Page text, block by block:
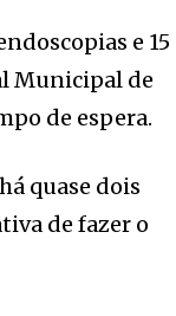
e 15
Municipal de
de espera.
quase dois
de fazer o